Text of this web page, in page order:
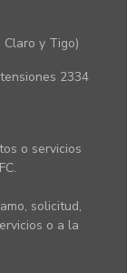
y Tigo)
2334
o servicios
solicitud,
o a la